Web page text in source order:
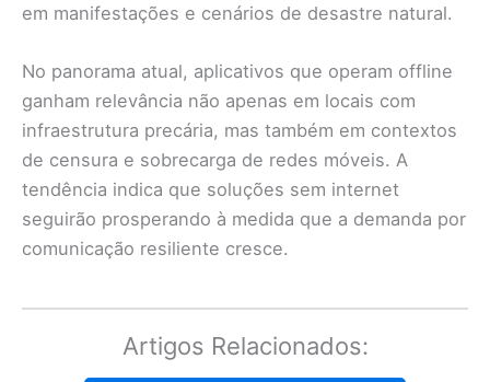
em manifestações e cenários de desastre natural.
No panorama atual, aplicativos que operam offline
ganham relevância não apenas em locais com
infraestrutura precária, mas também em contextos
de censura e sobrecarga de redes móveis. A
tendência indica que soluções sem internet
seguirão prosperando à medida que a demanda por
comunicação resiliente cresce.
Artigos Relacionados: